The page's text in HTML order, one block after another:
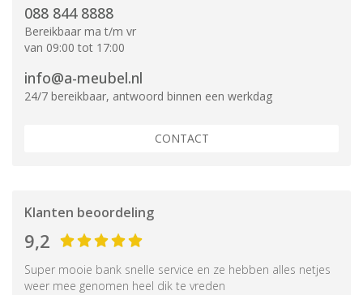
088 844 8888
Bereikbaar ma t/m vr
van 09:00 tot 17:00
info@a-meubel.nl
24/7 bereikbaar, antwoord binnen een werkdag
CONTACT
Klanten beoordeling
9,2
Super mooie bank snelle service en ze hebben alles netjes
weer mee genomen heel dik te vreden